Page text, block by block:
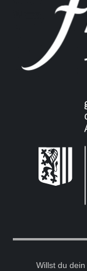
Willst du